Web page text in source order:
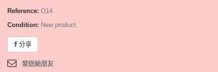
Reference: O14
Condition: New product
分享
發送給朋友